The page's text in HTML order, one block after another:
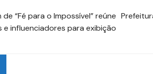
“Fé para o Impossível” reúne
e influenciadores para exibição